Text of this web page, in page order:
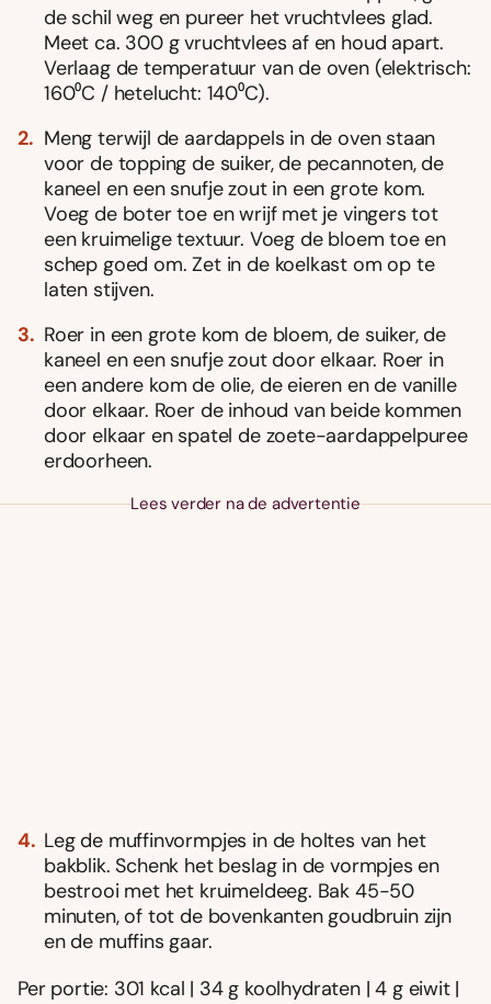
de schil weg en pureer het vruchtvlees glad.
Meet ca. 300 g vruchtvlees af en houd apart.
Verlaag de temperatuur van de oven (elektrisch:
160⁰C / hetelucht: 140⁰C).
Meng terwijl de aardappels in de oven staan
voor de topping de suiker, de pecannoten, de
kaneel en een snufje zout in een grote kom.
Voeg de boter toe en wrijf met je vingers tot
een kruimelige textuur. Voeg de bloem toe en
schep goed om. Zet in de koelkast om op te
laten stijven.
Roer in een grote kom de bloem, de suiker, de
kaneel en een snufje zout door elkaar. Roer in
een andere kom de olie, de eieren en de vanille
door elkaar. Roer de inhoud van beide kommen
door elkaar en spatel de zoete-aardappelpuree
erdoorheen.
Lees verder na de advertentie
Leg de muffinvormpjes in de holtes van het
bakblik. Schenk het beslag in de vormpjes en
bestrooi met het kruimeldeeg. Bak 45-50
minuten, of tot de bovenkanten goudbruin zijn
en de muffins gaar.
Per portie: 301 kcal | 34 g koolhydraten | 4 g eiwit |